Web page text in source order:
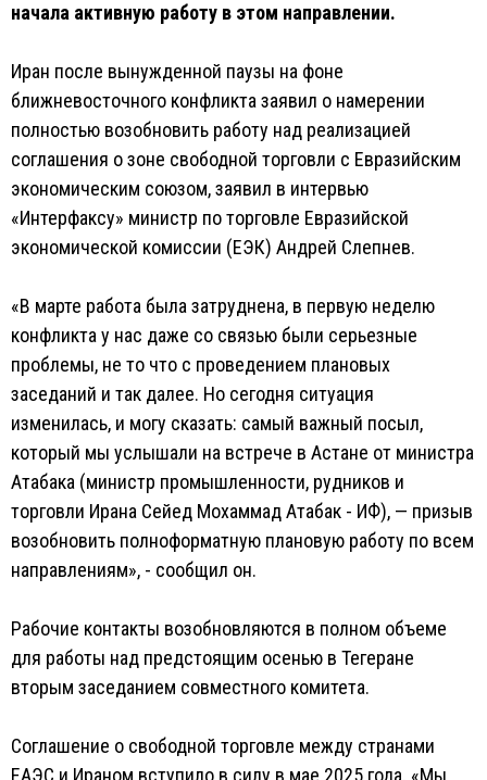
начала активную работу в этом направлении.
Иран после вынужденной паузы на фоне
ближневосточного конфликта заявил о намерении
полностью возобновить работу над реализацией
соглашения о зоне свободной торговли с Евразийским
экономическим союзом, заявил в интервью
«Интерфаксу» министр по торговле Евразийской
экономической комиссии (ЕЭК) Андрей Слепнев.
«В марте работа была затруднена, в первую неделю
конфликта у нас даже со связью были серьезные
проблемы, не то что с проведением плановых
заседаний и так далее. Но сегодня ситуация
изменилась, и могу сказать: самый важный посыл,
который мы услышали на встрече в Астане от министра
Атабака (министр промышленности, рудников и
торговли Ирана Сейед Мохаммад Атабак - ИФ), — призыв
возобновить полноформатную плановую работу по всем
направлениям», - сообщил он.
Рабочие контакты возобновляются в полном объеме
для работы над предстоящим осенью в Тегеране
вторым заседанием совместного комитета.
Соглашение о свободной торговле между странами
ЕАЭС и Ираном вступило в силу в мае 2025 года. «Мы